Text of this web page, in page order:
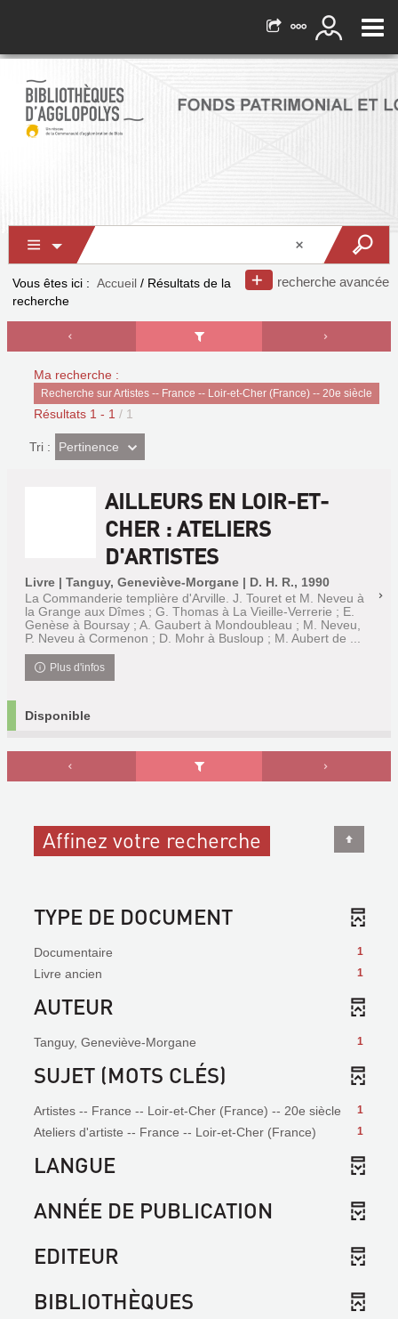
recherche avancée
Vous êtes ici : Accueil / Résultats de la
recherche
Ma recherche :
Recherche sur Artistes -- France -- Loir-et-Cher (France) -- 20e siècle
Résultats 1 - 1 / 1
Tri : (Effet
imédiat)
Pertinence
AILLEURS EN LOIR-ET-
CHER : ATELIERS
D'ARTISTES
Livre | Tanguy, Geneviève-Morgane | D. H. R., 1990
La Commanderie templière d'Arville. J. Touret et M. Neveu à
la Grange aux Dîmes ; G. Thomas à La Vieille-Verrerie ; E.
Genèse à Boursay ; A. Gaubert à Mondoubleau ; M. Neveu,
P. Neveu à Cormenon ; D. Mohr à Busloup ; M. Aubert de ...
Plus d'infos
Disponible
Affinez votre recherche
TYPE DE DOCUMENT
1
Documentaire
1
Livre ancien
AUTEUR
1
Tanguy, Geneviève-Morgane
SUJET (MOTS CLÉS)
1
Artistes -- France -- Loir-et-Cher (France) -- 20e siècle
1
Ateliers d'artiste -- France -- Loir-et-Cher (France)
LANGUE
ANNÉE DE PUBLICATION
EDITEUR
BIBLIOTHÈQUES